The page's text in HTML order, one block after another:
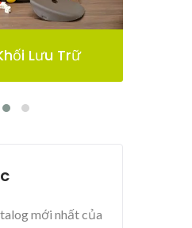
Lưu Trữ Pelican
mới nhất của